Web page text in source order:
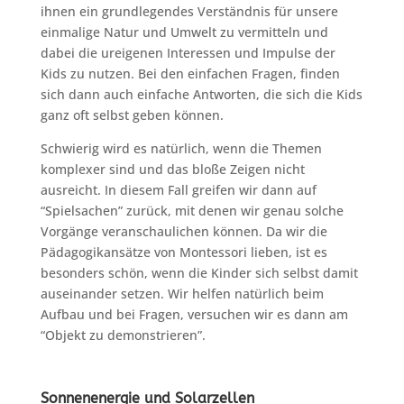
ihnen ein grundlegendes Verständnis für unsere
einmalige Natur und Umwelt zu vermitteln und
dabei die ureigenen Interessen und Impulse der
Kids zu nutzen. Bei den einfachen Fragen, finden
sich dann auch einfache Antworten, die sich die Kids
ganz oft selbst geben können.
Schwierig wird es natürlich, wenn die Themen
komplexer sind und das bloße Zeigen nicht
ausreicht. In diesem Fall greifen wir dann auf
“Spielsachen” zurück, mit denen wir genau solche
Vorgänge veranschaulichen können. Da wir die
Pädagogikansätze von Montessori lieben, ist es
besonders schön, wenn die Kinder sich selbst damit
auseinander setzen. Wir helfen natürlich beim
Aufbau und bei Fragen, versuchen wir es dann am
“Objekt zu demonstrieren”.
Sonnenenergie und Solarzellen